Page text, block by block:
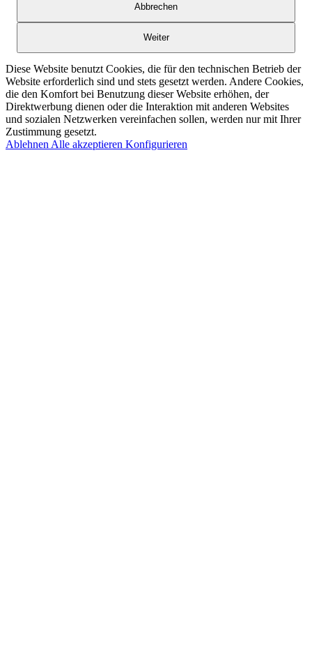
Abbrechen
Weiter
Diese Website benutzt Cookies, die für den technischen Betrieb der
Website erforderlich sind und stets gesetzt werden. Andere Cookies,
die den Komfort bei Benutzung dieser Website erhöhen, der
Direktwerbung dienen oder die Interaktion mit anderen Websites
und sozialen Netzwerken vereinfachen sollen, werden nur mit Ihrer
Zustimmung gesetzt.
Ablehnen Alle akzeptieren Konfigurieren